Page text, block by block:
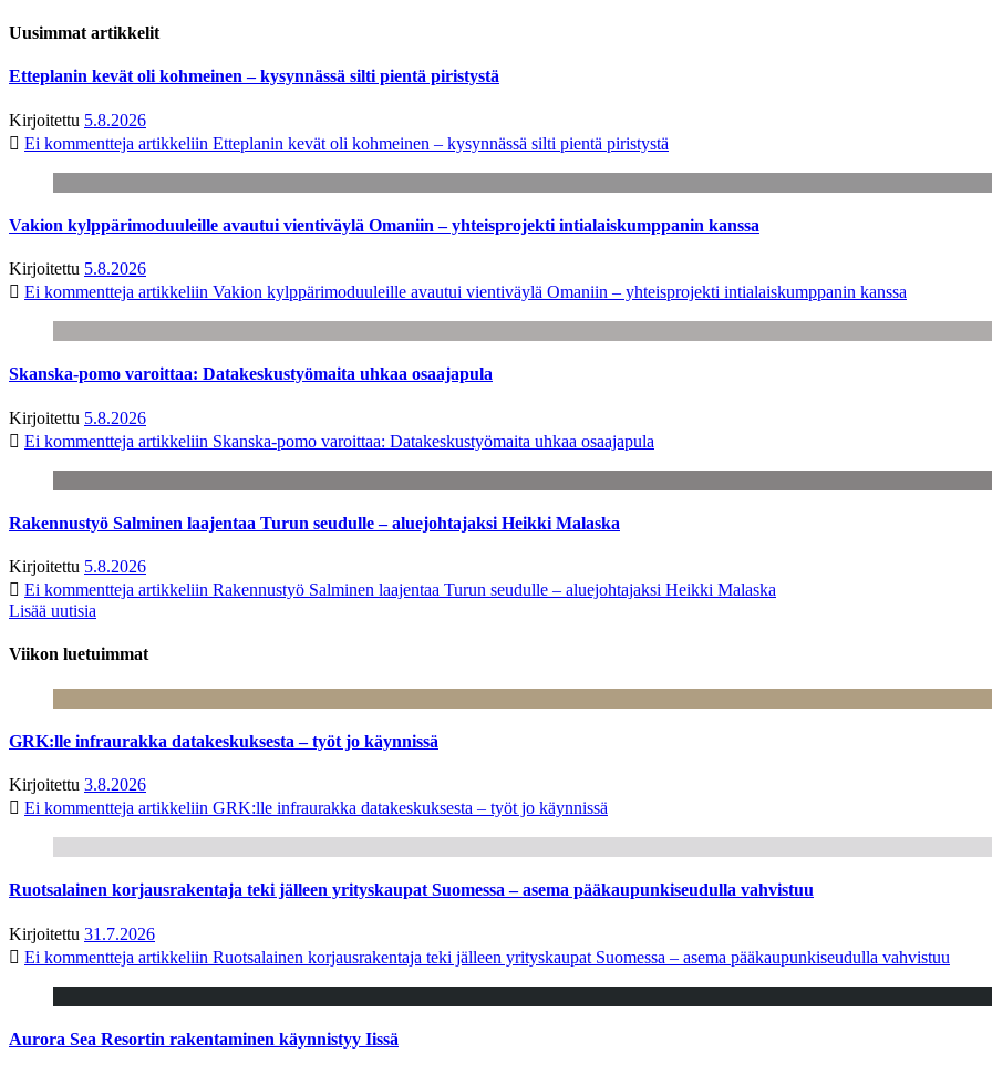
Uusimmat artikkelit
Etteplanin kevät oli kohmeinen – kysynnässä silti pientä piristystä
Kirjoitettu 5.8.2026
Ei kommentteja artikkeliin Etteplanin kevät oli kohmeinen – kysynnässä silti pientä piristystä
Vakion kylppärimoduuleille avautui vientiväylä Omaniin – yhteisprojekti intialaiskumppanin kanssa
Kirjoitettu 5.8.2026
Ei kommentteja artikkeliin Vakion kylppärimoduuleille avautui vientiväylä Omaniin – yhteisprojekti intialaiskumppanin kanssa
Skanska-pomo varoittaa: Datakeskustyömaita uhkaa osaajapula
Kirjoitettu 5.8.2026
Ei kommentteja artikkeliin Skanska-pomo varoittaa: Datakeskustyömaita uhkaa osaajapula
Rakennustyö Salminen laajentaa Turun seudulle – aluejohtajaksi Heikki Malaska
Kirjoitettu 5.8.2026
Ei kommentteja artikkeliin Rakennustyö Salminen laajentaa Turun seudulle – aluejohtajaksi Heikki Malaska
Lisää uutisia
Viikon luetuimmat
GRK:lle infraurakka datakeskuksesta – työt jo käynnissä
Kirjoitettu 3.8.2026
Ei kommentteja artikkeliin GRK:lle infraurakka datakeskuksesta – työt jo käynnissä
Ruotsalainen korjausrakentaja teki jälleen yrityskaupat Suomessa – asema pääkaupunkiseudulla vahvistuu
Kirjoitettu 31.7.2026
Ei kommentteja artikkeliin Ruotsalainen korjausrakentaja teki jälleen yrityskaupat Suomessa – asema pääkaupunkiseudulla vahvistuu
Aurora Sea Resortin rakentaminen käynnistyy Iissä